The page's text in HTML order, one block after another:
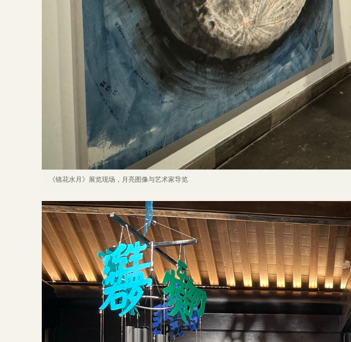
《镜花水月》展览现场，月亮图像与艺术家导览